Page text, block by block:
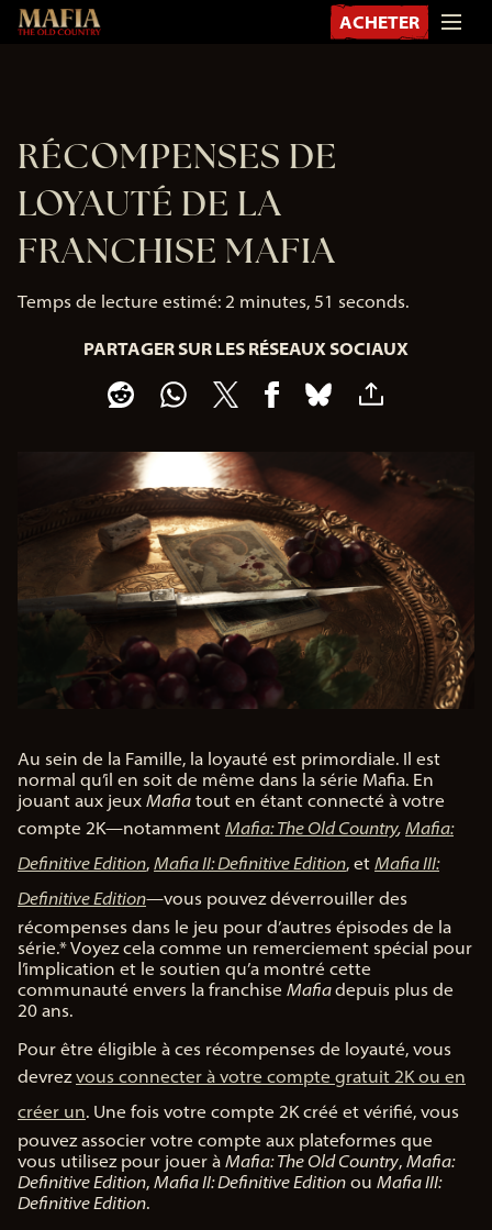
ACHETER
RÉCOMPENSES DE
LOYAUTÉ DE LA
FRANCHISE MAFIA
Temps de lecture estimé 2 minutes, 51 seconds
PARTAGER SUR LES RÉSEAUX SOCIAUX
Au sein de la Famille, la loyauté est primordiale. Il est
normal qu’il en soit de même dans la série Mafia. En
jouant aux jeux Mafia tout en étant connecté à votre
compte 2K—notamment Mafia: The Old Country, Mafia:
Definitive Edition, Mafia II: Definitive Edition, et Mafia III:
Definitive Edition—vous pouvez déverrouiller des
récompenses dans le jeu pour d’autres épisodes de la
série.* Voyez cela comme un remerciement spécial pour
l’implication et le soutien qu’a montré cette
communauté envers la franchise Mafiadepuis plus de
20 ans.
Pour être éligible à ces récompenses de loyauté, vous
devrezvous connecter à votre compte gratuit 2K ou en
créer un. Une fois votre compte 2K créé et vérifié, vous
pouvez associer votre compte aux plateformes que
vous utilisez pour jouer à Mafia: The Old Country, Mafia:
Definitive Edition, Mafia II: Definitive Edition ou Mafia III:
Definitive Edition.